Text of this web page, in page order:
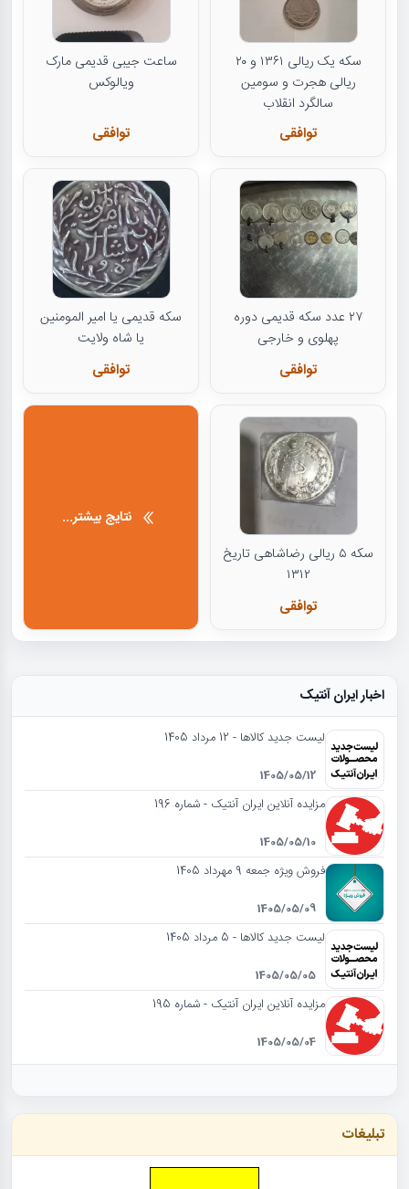
سکه یک ریالی ۱۳۶۱ و ۲۰
ریالی هجرت و سومین
سالگرد انقلاب
توافقی
ساعت جیبی قدیمی مارک
ویالوکس
توافقی
۲۷ عدد سکه قدیمی دوره
پهلوی و خارجی
توافقی
سکه قدیمی یا امیر المومنین
یا شاه ولایت
توافقی
سکه ۵ ریالی رضاشاهی تاریخ
۱۳۱۲
توافقی
نتایج بیشتر...
اخبار ایران آنتیک
لیست جدید کالاها - 12 مرداد 1405
1405/05/12
مزایده آنلاین ایران آنتیک - شماره 196
1405/05/10
فروش ویژه جمعه 9 مهرداد 1405
1405/05/09
لیست جدید کالاها - 5 مرداد 1405
1405/05/05
مزایده آنلاین ایران آنتیک - شماره 195
1405/05/04
تبلیغات